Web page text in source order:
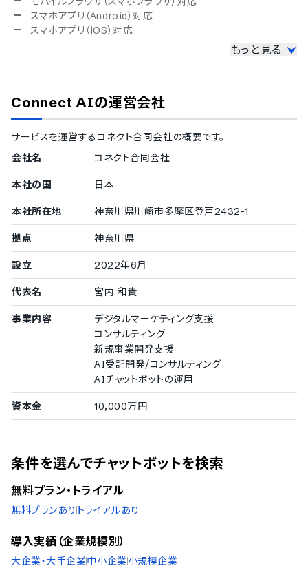
スマホアプリ（Android）対応
スマホアプリ（iOS）対応
冗長化
通信の暗号化
IP制限
シングルサインオン
対応言語
英語
中国語
オランダ語
フィンランド語
フランス語
ドイツ語
イタリア語
韓国語
ポルトガル語
ブルガリア語
クロアチア語
ポーランド語
トルコ語
ベトナム語
もっと見る
Connect AIの運営会社
サービスを運営するコネクト合同会社の概要です。
会社名
コネクト合同会社
本社の国 日本
本社所在地 神奈川県川崎市多摩区登戸2432-1
拠点 神奈川県
設立 2022年6月
代表名 宮内 和貴
事業内容
デジタルマーケティング支援
コンサルティング
新規事業開発支援
AI受託開発/コンサルティング
AIチャットボットの運用
資本金 10,000万円
条件を選んでチャットボットを検索
無料プラン・トライアル
無料プランあり トライアルあり
導入実績（企業規模別）
大企業・大手企業中小企業小規模企業